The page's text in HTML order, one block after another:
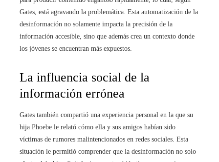
Gates, está agravando la problemática. Esta automatización de la
desinformación no solamente impacta la precisión de la
información accesible, sino que además crea un contexto donde
los jóvenes se encuentran más expuestos.
La influencia social de la
información errónea
Gates también compartió una experiencia personal en la que su
hija Phoebe le relató cómo ella y sus amigos habían sido
víctimas de rumores malintencionados en redes sociales. Esta
situación le permitió comprender que la desinformación no solo